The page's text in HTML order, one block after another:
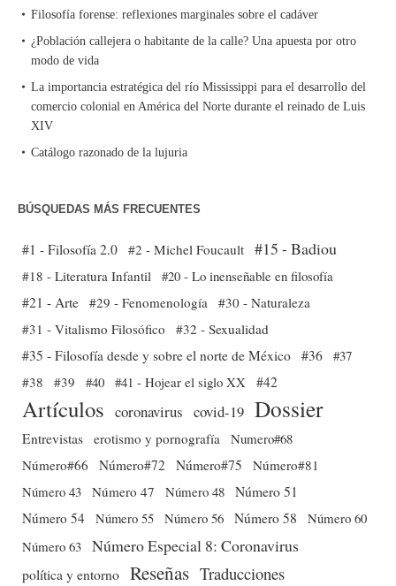
Filosofía forense: reflexiones marginales sobre el cadáver
¿Población callejera o habitante de la calle? Una apuesta por otro
modo de vida
La importancia estratégica del río Mississippi para el desarrollo del
comercio colonial en América del Norte durante el reinado de Luis
XIV
Catálogo razonado de la lujuria
BÚSQUEDAS MÁS FRECUENTES
#1 - Filosofía 2.0 #2 - Michel Foucault #15 - Badiou
#18 - Literatura Infantil #20 - Lo inenseñable en filosofía
#21 - Arte #29 - Fenomenología
#30 - Naturaleza
#31 - Vitalismo Filosófico
#32 - Sexualidad
#35 - Filosofía desde y sobre el norte de México #36 #37
#38
#39 #40 #41 - Hojear el siglo XX #42
Artículos coronavirus covid-19 Dossier
Entrevistas erotismo y pornografía
Numero#68
Número#66
Número#72 Número#75
Número#81
Número 43 Número 47 Número 48 Número 51
Número 54 Número 55 Número 56 Número 58
Número 60
Número 63 Número Especial 8: Coronavirus
política y entorno Reseñas Traducciones